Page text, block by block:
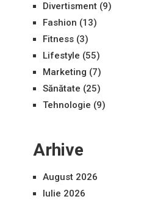
Divertisment(9)
Fashion (13)
Fitness(3)
Lifestyle (55)
Marketing (7)
Sănătate (25)
Tehnologie (9)
Arhive
August 2026
Iulie 2026